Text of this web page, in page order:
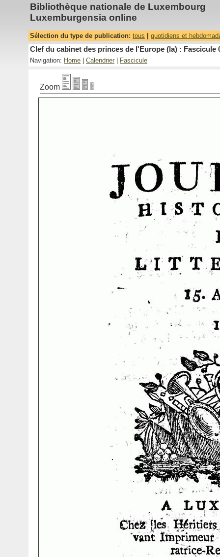
Bibliothèque nationale de Luxembourg
Luxemburgensia online
Sélection du type de publication: tous quotidiens et
Clef du cabinet des princes de l'Europe (la) : Fascicule
Navigation: Home Calendrier Fascicule
Zoom